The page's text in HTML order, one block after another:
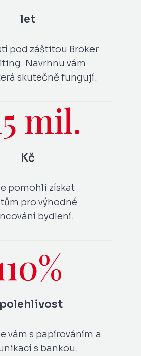
let
pod záštitou Broker
Navrhnu vám
skutečně fungují.
mil.
Kč
pomohli získat
pro výhodné
bydlení.
%
vám s papírováním a
s bankou.